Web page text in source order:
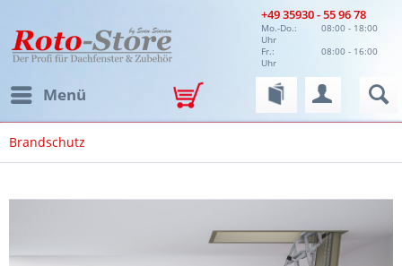
+49 35930 - 55 96 78
Mo.-Do.:
08:00 - 18:00
Uhr
Fr.:
08:00 - 16:00
Uhr
Menü
Brandschutz